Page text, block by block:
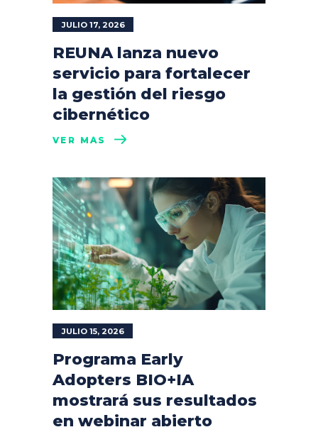
JULIO 17, 2026
REUNA lanza nuevo
servicio para fortalecer
la gestión del riesgo
cibernético
VER MÁS
JULIO 15, 2026
Programa Early
Adopters BIO+IA
mostrará sus resultados
en webinar abierto